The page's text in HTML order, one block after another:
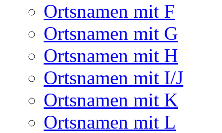
Ortsnamen mit F
Ortsnamen mit G
Ortsnamen mit H
Ortsnamen mit I/J
Ortsnamen mit K
Ortsnamen mit L